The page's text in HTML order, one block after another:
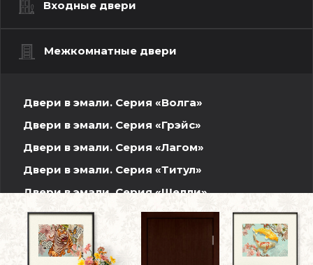
Входные двери
Межкомнатные двери
Двери в эмали. Серия «Волга»
Двери в эмали. Серия «Грэйс»
Двери в эмали. Серия «Лагом»
Двери в эмали. Серия «Титул»
Двери в эмали. Серия «Шелли»
Шпонированные двери. Волжская серия
Двери INVISIBLE
Двери ПЭТ